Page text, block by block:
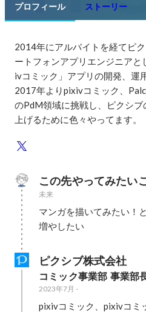
プロフィール ストーリー
2014年にアルバイトを経てピ
ートフォンアプリエンジニア
ivコミック」アプリの開発、運
2017年よりpixivコミック、
のPdM領域に挑戦し、ピクシブ
上げるために色々やってます。
この先やってみたい
未来
マンガを描いてみたい！
増やしたい
ピクシブ株式会社
コミック事業部 事業部
2023年7月 -
pixivコミック、pixivコミ